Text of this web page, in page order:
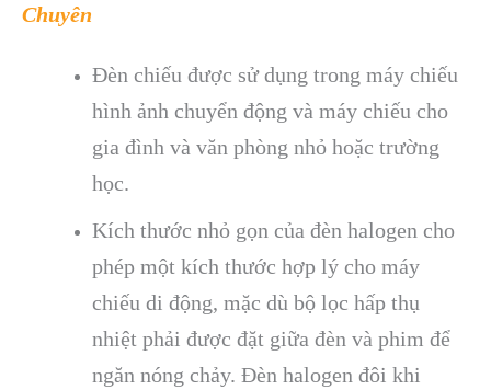
Chuyên
Đèn chiếu được sử dụng trong máy chiếu
hình ảnh chuyển động và máy chiếu cho
gia đình và văn phòng nhỏ hoặc trường
học.
Kích thước nhỏ gọn của đèn halogen cho
phép một kích thước hợp lý cho máy
chiếu di động, mặc dù bộ lọc hấp thụ
nhiệt phải được đặt giữa đèn và phim để
ngăn nóng chảy. Đèn halogen đôi khi